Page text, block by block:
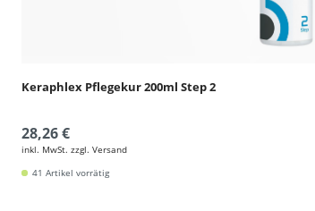
Keraphlex Pflegekur 200ml Step 2
28,26 €
inkl. MwSt. zzgl. Versand
41 Artikel vorrätig